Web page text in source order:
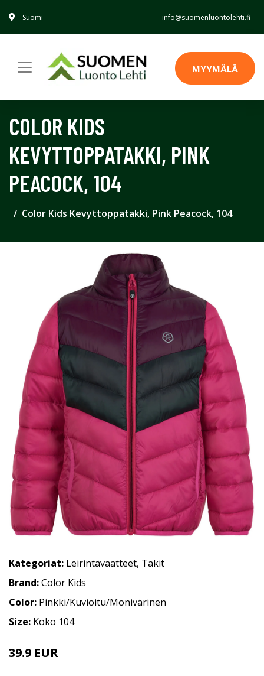
Suomi info@suomenluontolehti.fi
MYYMÄLÄ
COLOR KIDS
KEVYTTOPPATAKKI, PINK
PEACOCK, 104
Color Kids Kevyttoppatakki, Pink Peacock, 104
Kategoriat: Leirintävaatteet, Takit
Brand:Color Kids
Color: Pinkki/Kuvioitu/Monivärinen
Size: Koko 104
39.9 EUR